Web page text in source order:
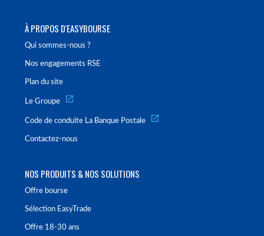
À PROPOS D'EASYBOURSE
Qui sommes-nous ?
Nos engagements RSE
Plan du site
Le Groupe
Code de conduite La Banque Postale
Contactez-nous
NOS PRODUITS & NOS SOLUTIONS
Offre bourse
Sélection EasyTrade
Offre 18-30 ans